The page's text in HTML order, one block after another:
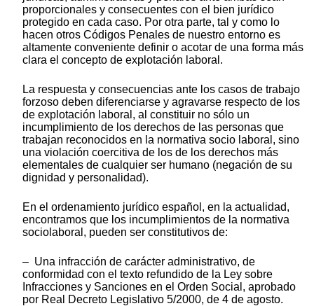
proporcionales y consecuentes con el bien jurídico
protegido en cada caso. Por otra parte, tal y como lo
hacen otros Códigos Penales de nuestro entorno es
altamente conveniente definir o acotar de una forma más
clara el concepto de explotación laboral.
La respuesta y consecuencias ante los casos de trabajo
forzoso deben diferenciarse y agravarse respecto de los
de explotación laboral, al constituir no sólo un
incumplimiento de los derechos de las personas que
trabajan reconocidos en la normativa socio laboral, sino
una violación coercitiva de los de los derechos más
elementales de cualquier ser humano (negación de su
dignidad y personalidad).
En el ordenamiento jurídico español, en la actualidad,
encontramos que los incumplimientos de la normativa
sociolaboral, pueden ser constitutivos de:
– Una infracción de carácter administrativo, de
conformidad con el texto refundido de la Ley sobre
Infracciones y Sanciones en el Orden Social, aprobado
por Real Decreto Legislativo 5/2000, de 4 de agosto.